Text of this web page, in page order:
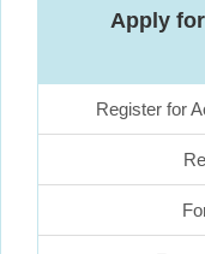
Apply
Register for